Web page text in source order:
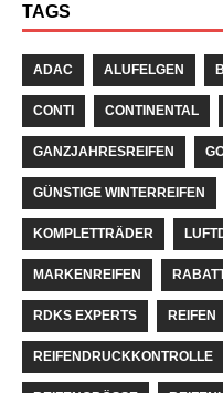
TAGS
ADAC ALUFELGEN
CONTI CONTINENTAL
GANZJAHRESREIFEN
GÜNSTIGE WINTERREIFEN
KOMPLETTRÄDER
MARKENREIFEN
RDKS EXPERTS REIFEN
REIFENDRUCKKONTROLLE